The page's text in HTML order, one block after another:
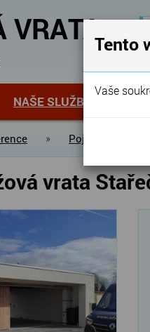
VRATA
NAŠE SLUŽBY
» Pojezdové brány
vrata
Tento
Vaše